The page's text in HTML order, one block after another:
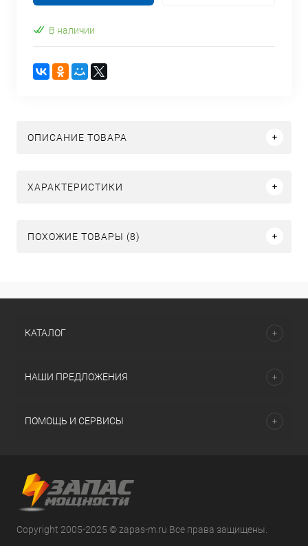
В наличии
ОПИСАНИЕ ТОВАРА
ХАРАКТЕРИСТИКИ
ПОХОЖИЕ ТОВАРЫ (8)
КАТАЛОГ
НАШИ ПРЕДЛОЖЕНИЯ
ПОМОЩЬ И СЕРВИСЫ
Copyright 2005-2025 © zapas-m.ru Все права защищены.